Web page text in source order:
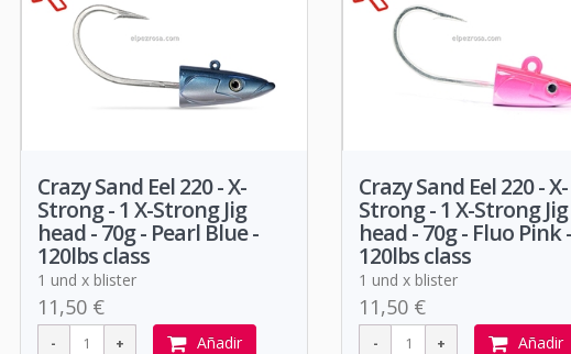
Crazy Sand Eel 220 - X-
Strong - 1 X-Strong Jig
head - 70g - Pearl Blue -
120lbs class
1 und x blister
11,50 €
Añadir
Crazy Sand Eel 220 - X-
Strong - 1 X-Strong Jig
head - 70g - Fluo Pink -
120lbs class
1 und x blister
11,50 €
Añadir